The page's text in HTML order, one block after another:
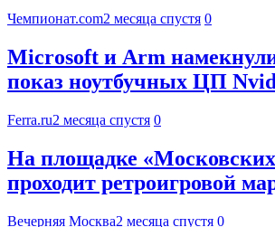
Чемпионат.com2 месяца спустя 0
Microsoft и Arm
показ ноутбучных ЦП
Ferra.ru2 месяца спустя 0
На площадке «Московских
проходит ретроигровой
Вечерняя Москва2 месяца спустя 0